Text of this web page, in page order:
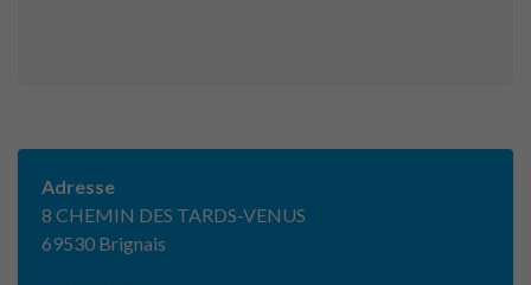
Adresse
8 CHEMIN DES TARDS-VENUS
69530 Brignais